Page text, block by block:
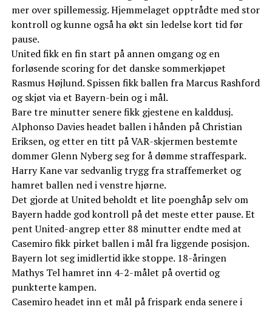
mer over spillemessig. Hjemmelaget opptrådte med stor
kontroll og kunne også ha økt sin ledelse kort tid før
pause.
United fikk en fin start på annen omgang og en
forløsende scoring for det danske sommerkjøpet
Rasmus Højlund. Spissen fikk ballen fra Marcus Rashford
og skjøt via et Bayern-bein og i mål.
Bare tre minutter senere fikk gjestene en kalddusj.
Alphonso Davies headet ballen i hånden på Christian
Eriksen, og etter en titt på VAR-skjermen bestemte
dommer Glenn Nyberg seg for å dømme straffespark.
Harry Kane var sedvanlig trygg fra straffemerket og
hamret ballen ned i venstre hjørne.
Det gjorde at United beholdt et lite poenghåp selv om
Bayern hadde god kontroll på det meste etter pause. Et
pent United-angrep etter 88 minutter endte med at
Casemiro fikk pirket ballen i mål fra liggende posisjon.
Bayern lot seg imidlertid ikke stoppe. 18-åringen
Mathys Tel hamret inn 4-2-målet på overtid og
punkterte kampen.
Casemiro headet inn et mål på frispark enda senere i